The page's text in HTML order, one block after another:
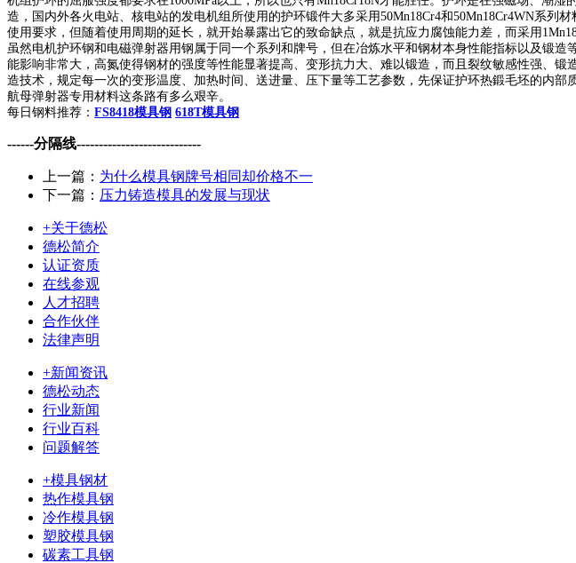
造，国内外各火电站、核电站的发电机组所使用的护环锻件大多采用50Mn18Cr4和50Mn18Cr4WN系
使用要求，但随着使用周期的延长，就开始暴露出它的致命缺点，就是抗应力腐蚀能力差，而采用
虽然电机护环钢和电磁弹射器用钢属于同一个系列和牌号，但在冶炼水平和钢材本身性能指标以及锻
能影响非常大，高氮使得钢材的强度等性能显著提高、变形抗力大、难以锻造，而且裂纹敏感性强、
造技术，规定每一次的变形温度、加热时间、送进量、压下量等工艺参数，先保证护环热鍛毛坯的内
航母弹射器专用材料这条路有多么艰辛。
每日钢料推荐： FS8418模具钢 618T模具钢
------分隔线----------------------------
上一篇： 为什么模具钢牌号相同却价格不一
下一篇： 压力铸造模具的发展与现状
+关于德松
德松简介
认证资质
在线参观
人才招聘
合作伙伴
法律声明
+新闻资讯
德松动态
行业新闻
行业百科
问题解答
+模具钢材
热作模具钢
冷作模具钢
塑胶模具钢
碳素工具钢